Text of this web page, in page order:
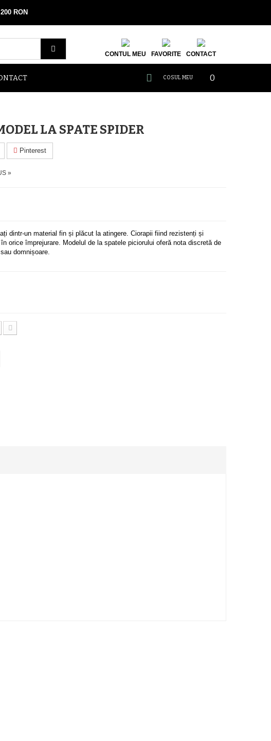
200 RON
CONTACT
FAVORITE
CONTUL MEU
COSUL MEU 0
LA SPATE SPIDER
Pinterest
»
dintr-un material fin și plăcut la atingere. Ciorapii fiind rezistenți și
orice împrejurare. Modelul de la spatele piciorului oferă nota discretă de
domnișoare.